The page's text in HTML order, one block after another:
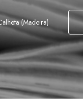
(Madeira)